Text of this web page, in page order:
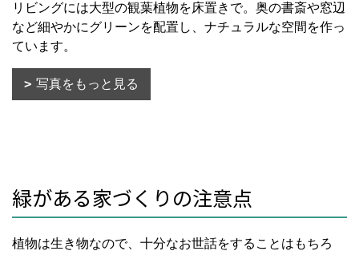
リビングには大型の観葉植物を床置きで。奥の書斎や窓辺
など細やかにグリーンを配置し、ナチュラルな空間を作っ
ています。
写真をもっと見る
緑がある家づくりの注意点
植物は生き物なので、十分なお世話をすることはもちろ